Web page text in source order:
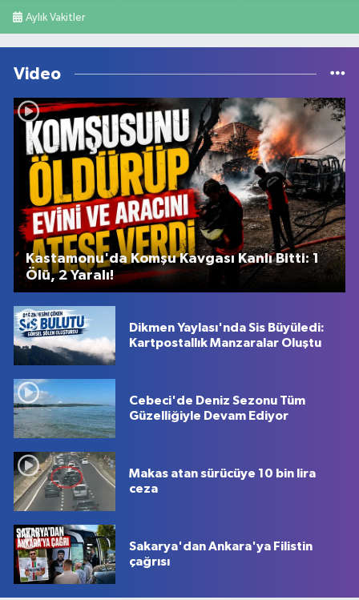
Aylık Vakitler
Video
Kastamonu'da Komşu Kavgası Kanlı Bitti: 1
Ölü, 2 Yaralı!
Dikmen Yaylası'nda Sis Büyüledi:
Kartpostallık Manzaralar Oluştu
Cebeci'de Deniz Sezonu Tüm
Güzelliğiyle Devam Ediyor
Makas atan sürücüye 10 bin lira
ceza
Sakarya'dan Ankara'ya Filistin
çağrısı